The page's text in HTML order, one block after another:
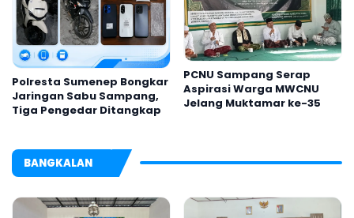
Polresta Sumenep Bongkar
Jaringan Sabu Sampang,
Tiga Pengedar Ditangkap
PCNU Sampang Serap
Aspirasi Warga MWCNU
Jelang Muktamar ke-35
BANGKALAN